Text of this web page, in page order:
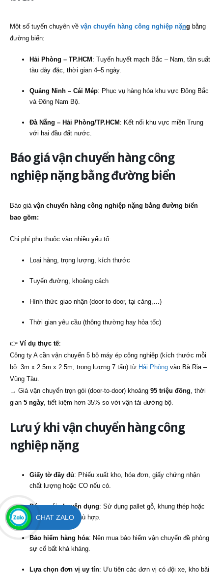
Một số tuyến chuyên về vận chuyển hàng công nghiệp nặng bằng
đường biển:
Hải Phòng – TP.HCM : Tuyến huyết mạch Bắc – Nam, tần suất
tàu dày đặc, thời gian 4–5 ngày.
Quảng Ninh – Cái Mép: Phục vụ hàng hóa khu vực Đông Bắc
và Đông Nam Bộ.
Đà Nẵng – Hải Phòng/TP.HCM : Kết nối khu vực miền Trung
với hai đầu đất nước.
Báo giá vận chuyển hàng công
nghiệp nặng bằng đường biển
Báo giá vận chuyển hàng công nghiệp nặng bằng đường biển
bao gồm:
Chi phí phụ thuộc vào nhiều yếu tố:
Loại hàng, trọng lượng, kích thước
Tuyến đường, khoảng cách
Hình thức giao nhận (door-to-door, tại cảng,…)
Thời gian yêu cầu (thông thường hay hỏa tốc)
👉 Ví dụ thực tế:
Công ty A cần vận chuyển 5 bộ máy ép công nghiệp (kích thước mỗi
bộ: 3m x 2.5m x 2.5m, trọng lượng 7 tấn) từ Hải Phòng vào Bà Rịa –
Vũng Tàu.
→ Giá vận chuyển trọn gói (door-to-door) khoảng 95 triệu đồng, thời
gian 5 ngày, tiết kiệm hơn 35% so với vận tải đường bộ.
Lưu ý khi vận chuyển hàng công
nghiệp nặng
Giấy tờ đầy đủ: Phiếu xuất kho, hóa đơn, giấy chứng nhận
chất lượng hoặc CO nếu có.
Đóng gói chuyên dụng: Sử dụng pallet gỗ, khung thép hoặc
thùng containerphù hợp.
Bảo hiểm hàng hóa: Nên mua bảo hiểm vận chuyển đề phòng
sự cố bất khả kháng.
Lựa chọn đơn vị uy tín: Ưu tiên các đơn vị có đội xe, kho bãi
CHAT ZALO